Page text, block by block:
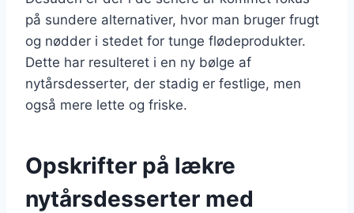
på sundere alternativer, hvor man bruger frugt
og nødder i stedet for tunge flødeprodukter.
Dette har resulteret i en ny bølge af
nytårsdesserter, der stadig er festlige, men
også mere lette og friske.
Opskrifter på lækre
nytårsdesserter med